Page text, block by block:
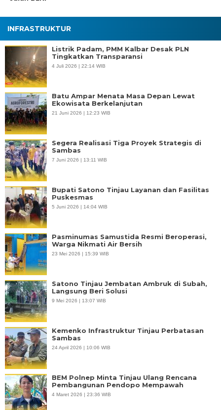
INFRASTRUKTUR
Listrik Padam, PMM Kalbar Desak PLN
Tingkatkan Transparansi
4 Juli 2026 | 22:14 WIB
Batu Ampar Menata Masa Depan Lewat
Ekowisata Berkelanjutan
21 Juni 2026 | 12:23 WIB
Segera Realisasi Tiga Proyek Strategis di
Sambas
7 Juni 2026 | 13:11 WIB
Bupati Satono Tinjau Layanan dan Fasilitas
Puskesmas
5 Juni 2026 | 14:04 WIB
Pasminumas Samustida Resmi Beroperasi,
Warga Nikmati Air Bersih
23 Mei 2026 | 15:39 WIB
Satono Tinjau Jembatan Ambruk di Subah,
Langsung Beri Solusi
9 Mei 2026 | 13:07 WIB
Kemenko Infrastruktur Tinjau Perbatasan
Sambas
24 April 2026 | 10:06 WIB
BEM Polnep Minta Tinjau Ulang Rencana
Pembangunan Pendopo Mempawah
4 Maret 2026 | 23:36 WIB